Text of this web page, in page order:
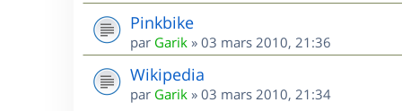
Pinkbike
par Garik » 03 mars 2010, 21:36
Wikipedia
par Garik » 03 mars 2010, 21:34